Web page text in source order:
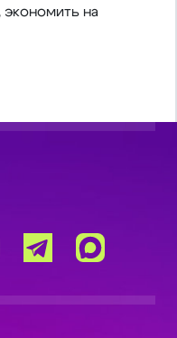
экономить на